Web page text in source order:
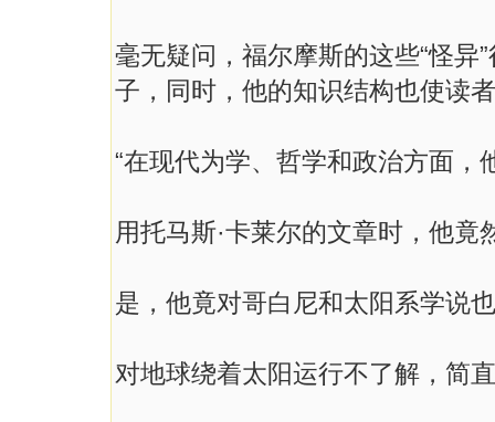
毫无疑问，福尔摩斯的这些“怪异
子，同时，他的知识结构也使读
“在现代为学、哲学和政治方面
用托马斯·卡莱尔的文章时，他
是，他竟对哥白尼和太阳系学说
对地球绕着太阳运行不了解，简